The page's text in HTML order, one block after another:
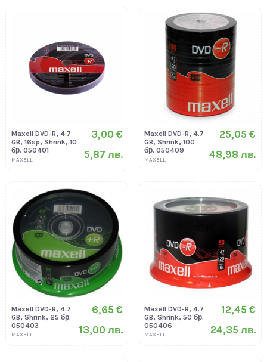
Maxell DVD-R, 4.7
GB, 16sp, Shrink, 10
бр. 050401
MAXELL
3,00 €
5,87 лв.
Maxell DVD-R, 4.7
GB, Shrink, 100
бр. 050409
MAXELL
25,05 €
48,98 лв.
Maxell DVD-R, 4.7
GB, Shrink, 25 бр.
050403
MAXELL
6,65 €
13,00 лв.
Maxell DVD-R, 4.7
GB, Shrink, 50 бр.
050406
MAXELL
12,45 €
24,35 лв.